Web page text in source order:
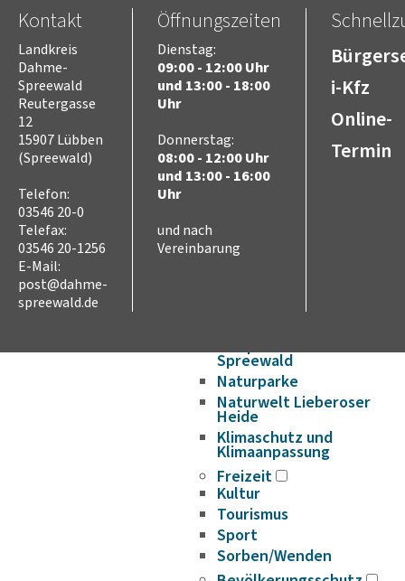
Psychosoziale
Arbeitsgemeinschaft
Beifuß-Ambrosie
Verkehr und Mobilität
Radverkehr
Hafen- und
Wasserstraßen
Flughafen
und Jagd)
Landwirtschaft
Biosphärenreservat
Spreewald
Naturparke
Naturwelt Lieberoser
Heide
Klimaschutz und
Klimaanpassung
Freizeit
Kultur
Tourismus
Sport
Sorben/Wenden
Kontakt
Landkreis
Dahme-
Spreewald
Reutergasse
12
15907 Lübben
(Spreewald)
Telefon:
03546 20-0
Telefax:
03546 20-1256
E-Mail:
post@dahme-
spreewald.de
Öffnungszeiten
Dienstag:
09:00 - 12:00 Uhr
und 13:00 - 18:00
Uhr
Donnerstag:
08:00 - 12:00 Uhr
und 13:00 - 16:00
Uhr
und nach
Vereinbarung
i-Kfz
Online-
Termin